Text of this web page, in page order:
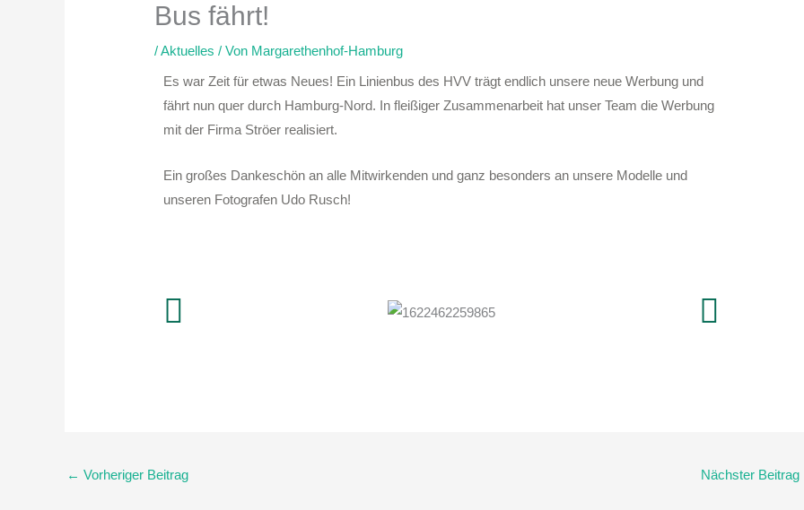
Bus fährt!
/Aktuelles / Von Margarethenhof-Hamburg
Es war Zeit für etwas Neues! Ein Linienbus des HVV trägt endlich unsere neue Werbung und
fährt nun quer durch Hamburg-Nord. In fleißiger Zusammenarbeit hat unser Team die Werbung
mit der Firma Ströer realisiert.
Ein großes Dankeschön an alle Mitwirkenden und ganz besonders an unsere Modelle und
unseren Fotografen Udo Rusch!
← Vorheriger Beitrag Nächster Beitrag